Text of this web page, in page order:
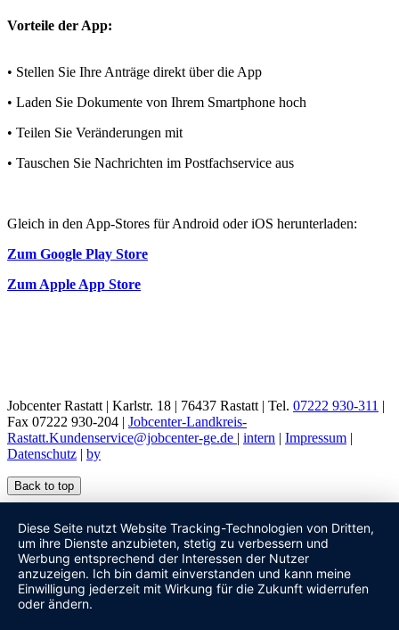
Vorteile der App:
• Stellen Sie Ihre Anträge direkt über die App
• Laden Sie Dokumente von Ihrem Smartphone hoch
• Teilen Sie Veränderungen mit
• Tauschen Sie Nachrichten im Postfachservice aus
Gleich in den App-Stores für Android oder iOS herunterladen:
Zum Google Play Store
Zum Apple App Store
Jobcenter Rastatt | Karlstr. 18 | 76437 Rastatt | Tel. 07222 930-311 |
Fax 07222 930-204 | Jobcenter-Landkreis-
Rastatt.Kundenservice@jobcenter-ge.de | intern | Impressum |
Datenschutz | by
Back to top
Diese Seite nutzt Website Tracking-Technologien von Dritten,
um ihre Dienste anzubieten, stetig zu verbessern und
Werbung entsprechend der Interessen der Nutzer
anzuzeigen. Ich bin damit einverstanden und kann meine
Einwilligung jederzeit mit Wirkung für die Zukunft widerrufen
oder ändern.